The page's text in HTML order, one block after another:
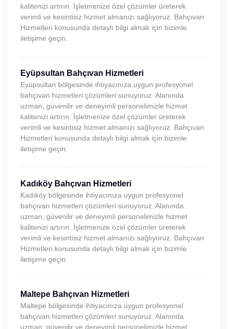
kalitenizi artırın. İşletmenize özel çözümler üreterek
verimli ve kesintisiz hizmet almanızı sağlıyoruz. Bahçıvan
Hizmetleri konusunda detaylı bilgi almak için bizimle
iletişime geçin.
Eyüpsultan Bahçıvan Hizmetleri
Eyüpsultan bölgesinde ihtiyacınıza uygun profesyonel
bahçıvan hizmetleri çözümleri sunuyoruz. Alanında
uzman, güvenilir ve deneyimli personelimizle hizmet
kalitenizi artırın. İşletmenize özel çözümler üreterek
verimli ve kesintisiz hizmet almanızı sağlıyoruz. Bahçıvan
Hizmetleri konusunda detaylı bilgi almak için bizimle
iletişime geçin.
Kadıköy Bahçıvan Hizmetleri
Kadıköy bölgesinde ihtiyacınıza uygun profesyonel
bahçıvan hizmetleri çözümleri sunuyoruz. Alanında
uzman, güvenilir ve deneyimli personelimizle hizmet
kalitenizi artırın. İşletmenize özel çözümler üreterek
verimli ve kesintisiz hizmet almanızı sağlıyoruz. Bahçıvan
Hizmetleri konusunda detaylı bilgi almak için bizimle
iletişime geçin.
Maltepe Bahçıvan Hizmetleri
Maltepe bölgesinde ihtiyacınıza uygun profesyonel
bahçıvan hizmetleri çözümleri sunuyoruz. Alanında
uzman, güvenilir ve deneyimli personelimizle hizmet